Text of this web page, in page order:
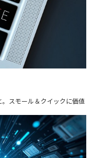
スモール＆クイックに価値